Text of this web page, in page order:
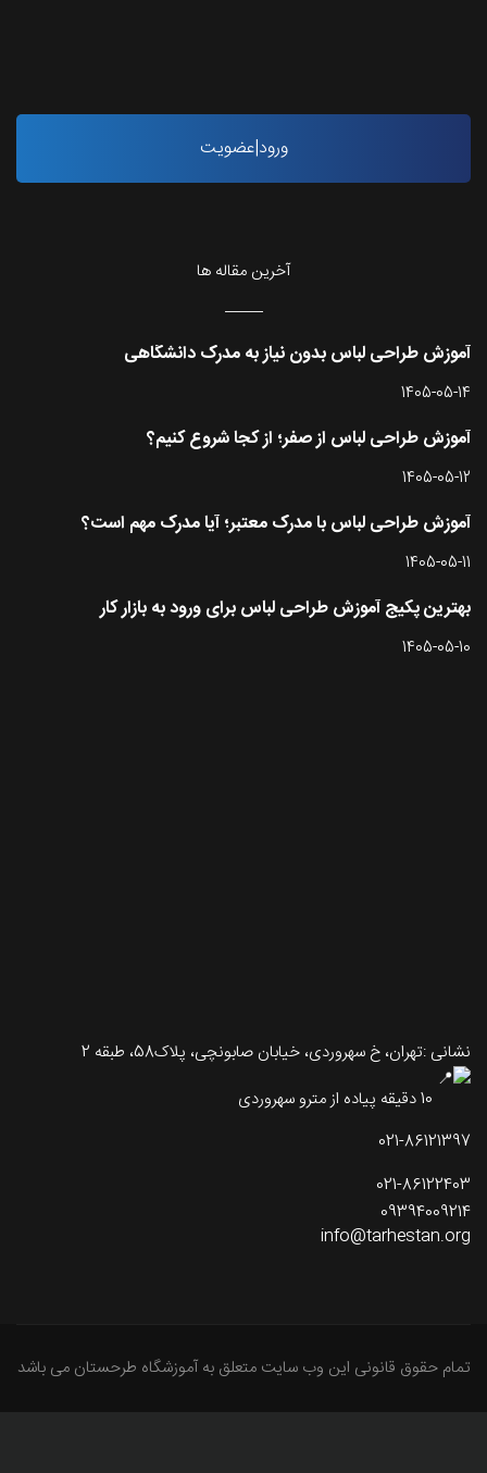
ورود|عضویت
آخرین مقاله ها
آموزش طراحی لباس بدون نیاز به مدرک دانشگاهی
1405-05-14
آموزش طراحی لباس از صفر؛ از کجا شروع کنیم؟
1405-05-12
آموزش طراحی لباس با مدرک معتبر؛ آیا مدرک مهم است؟
1405-05-11
بهترین پکیج آموزش طراحی لباس برای ورود به بازار کار
1405-05-10
نشانی :تهران، خ سهروردی، خیابان صابونچی، پلاک58، طبقه 2
021-86121397
021-86122403
09394009214
info@tarhestan.org
تمام حقوق قانونی این وب سایت متعلق به آموزشگاه طرحستان می باشد